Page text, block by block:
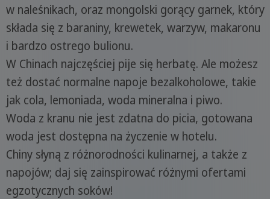
w naleśnikach, oraz mongolski gorący garnek, który
składa się z baraniny, krewetek, warzyw, makaronu
i bardzo ostrego bulionu.
W Chinach najczęściej pije się herbatę. Ale możesz
też dostać normalne napoje bezalkoholowe, takie
jak cola, lemoniada, woda mineralna i piwo.
Woda z kranu nie jest zdatna do picia, gotowana
woda jest dostępna na życzenie w hotelu.
Chiny słyną z różnorodności kulinarnej, a także z
napojów; daj się zainspirować różnymi ofertami
egzotycznych soków!